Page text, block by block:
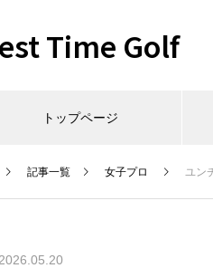
Time Golf
トップページ
記事一覧 女子プロ ユン
2026.05.20